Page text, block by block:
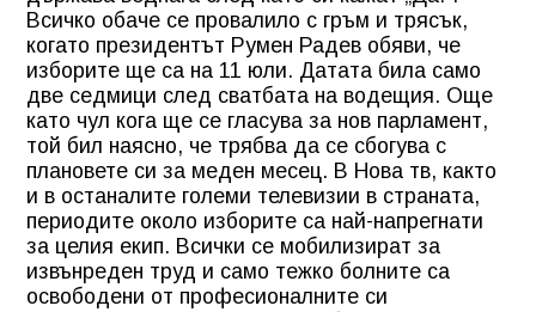
Всичко обаче се провалило с гръм и трясък,
когато президентът Румен Радев обяви, че
изборите ще са на 11 юли. Датата била само
две седмици след сватбата на водещия. Още
като чул кога ще се гласува за нов парламент,
той бил наясно, че трябва да се сбогува с
плановете си за меден месец. В Нова тв, както
и в останалите големи телевизии в страната,
периодите около изборите са най-напрегнати
за целия екип. Всички се мобилизират за
извънреден труд и само тежко болните са
освободени от професионалните си